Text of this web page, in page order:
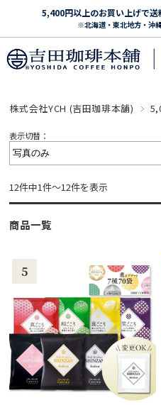
5,400円以上のお買い上げで
※北海道・東北地方・沖
株式会社YCH (吉田珈琲本舗)
表示切替：
12件中1件～12件を表示
商品一覧